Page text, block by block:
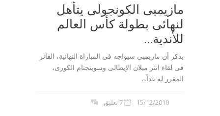
مازيمبى الكونجولى يتأهل
لنهائى بطولة كأس العالم
للأندية...
يذكر أن مازيمبي سيواجه فى المباراة النهائية، الفائز
فى لقاء انتر ميلان الإيطالى وسوينجنام الكورى،
المقرر له غداً...
15/12/2010 7 تعليق